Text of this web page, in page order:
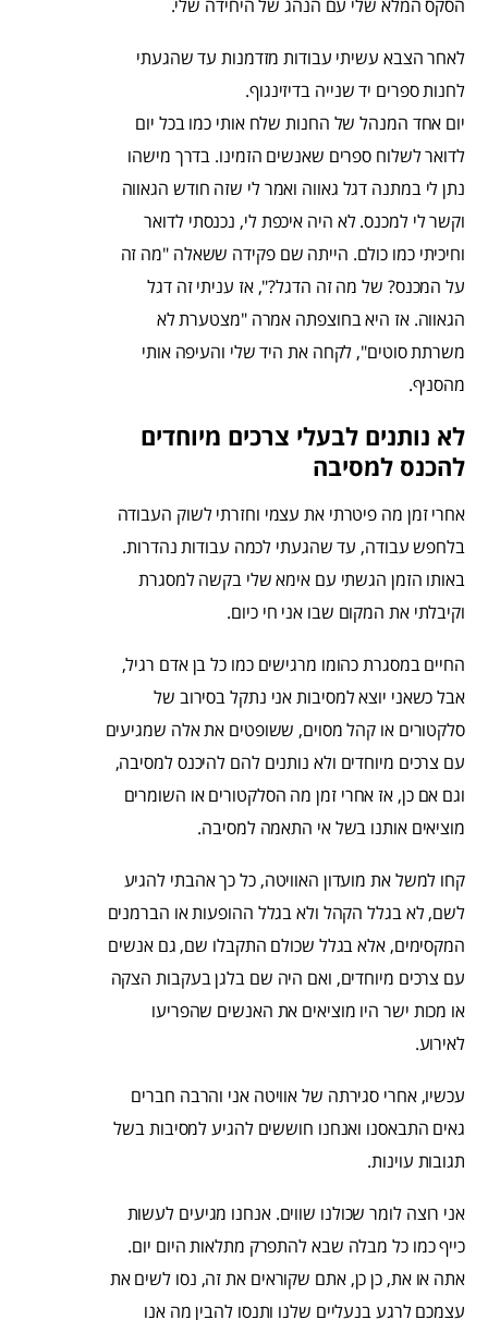
הסקס המלא שלי עם הנהג של היחידה שלי.
לאחר הצבא עשיתי עבודות מזדמנות עד שהגעתי
לחנות ספרים יד שנייה בדיזינגוף.
יום אחד המנהל של החנות שלח אותי כמו בכל יום
לדואר לשלוח ספרים שאנשים הזמינו. בדרך מישהו
נתן לי במתנה דגל גאווה ואמר לי שזה חודש הגאווה
וקשר לי למכנס. לא היה איכפת לי, נכנסתי לדואר
וחיכיתי כמו כולם. הייתה שם פקידה ששאלה "מה זה
על המכנס? של מה זה הדגל?", אז עניתי זה דגל
הגאווה. אז היא בחוצפתה אמרה "מצטערת לא
משרתת סוטים", לקחה את היד שלי והעיפה אותי
מהסניף.
לא נותנים לבעלי צרכים מיוחדים
להכנס למסיבה
אחרי זמן מה פיטרתי את עצמי וחזרתי לשוק העבודה
בלחפש עבודה, עד שהגעתי לכמה עבודות נהדרות.
באותו הזמן הגשתי עם אימא שלי בקשה למסגרת
וקיבלתי את המקום שבו אני חי כיום.
החיים במסגרת כהומו מרגישים כמו כל בן אדם רגיל,
אבל כשאני יוצא למסיבות אני נתקל בסירוב של
סלקטורים או קהל מסוים, ששופטים את אלה שמגיעים
עם צרכים מיוחדים ולא נותנים להם להיכנס למסיבה,
וגם אם כן, אז אחרי זמן מה הסלקטורים או השומרים
מוציאים אותנו בשל אי התאמה למסיבה.
קחו למשל את מועדון האוויטה, כל כך אהבתי להגיע
לשם, לא בגלל הקהל ולא בגלל ההופעות או הברמנים
המקסימים, אלא בגלל שכולם התקבלו שם, גם אנשים
עם צרכים מיוחדים, ואם היה שם בלגן בעקבות הצקה
או מכות ישר היו מוציאים את האנשים שהפריעו
לאירוע.
עכשיו, אחרי סגירתה של אוויטה אני והרבה חברים
גאים התבאסנו ואנחנו חוששים להגיע למסיבות בשל
תגובות עוינות.
אני רוצה לומר שכולנו שווים. אנחנו מגיעים לעשות
כייף כמו כל מבלה שבא להתפרק מתלאות היום יום.
אתה או את, כן כן, אתם שקוראים את זה, נסו לשים את
עצמכם לרגע בנעליים שלנו ותנסו להבין מה אנו